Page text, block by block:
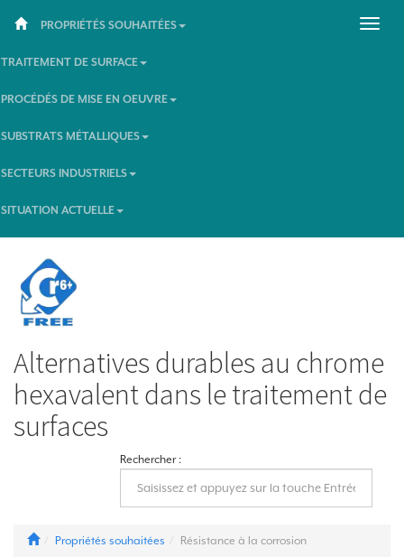
PROPRIÉTÉS SOUHAITÉES
TRAITEMENT DE SURFACE
PROCÉDÉS DE MISE EN OEUVRE
SUBSTRATS MÉTALLIQUES
SECTEURS INDUSTRIELS
SITUATION ACTUELLE
Alternatives durables au chrome
hexavalent dans le traitement de
surfaces
Rechercher :
Propriétés souhaitées Résistance à la corrosion